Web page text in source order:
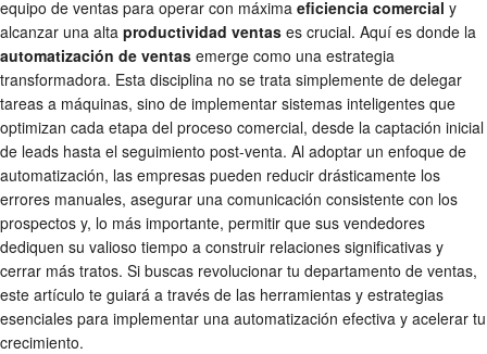
equipo de ventas para operar con máxima eficiencia comercial y
alcanzar una alta productividad ventas es crucial. Aquí es donde la
automatización de ventas emerge como una estrategia
transformadora. Esta disciplina no se trata simplemente de delegar
tareas a máquinas, sino de implementar sistemas inteligentes que
optimizan cada etapa del proceso comercial, desde la captación inicial
de leads hasta el seguimiento post-venta. Al adoptar un enfoque de
automatización, las empresas pueden reducir drásticamente los
errores manuales, asegurar una comunicación consistente con los
prospectos y, lo más importante, permitir que sus vendedores
dediquen su valioso tiempo a construir relaciones significativas y
cerrar más tratos. Si buscas revolucionar tu departamento de ventas,
este artículo te guiará a través de las herramientas y estrategias
esenciales para implementar una automatización efectiva y acelerar tu
crecimiento.